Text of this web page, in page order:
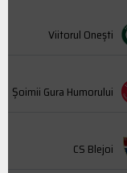
Viitorul Onești
Şoimii Gura Humorului
CS Blejoi